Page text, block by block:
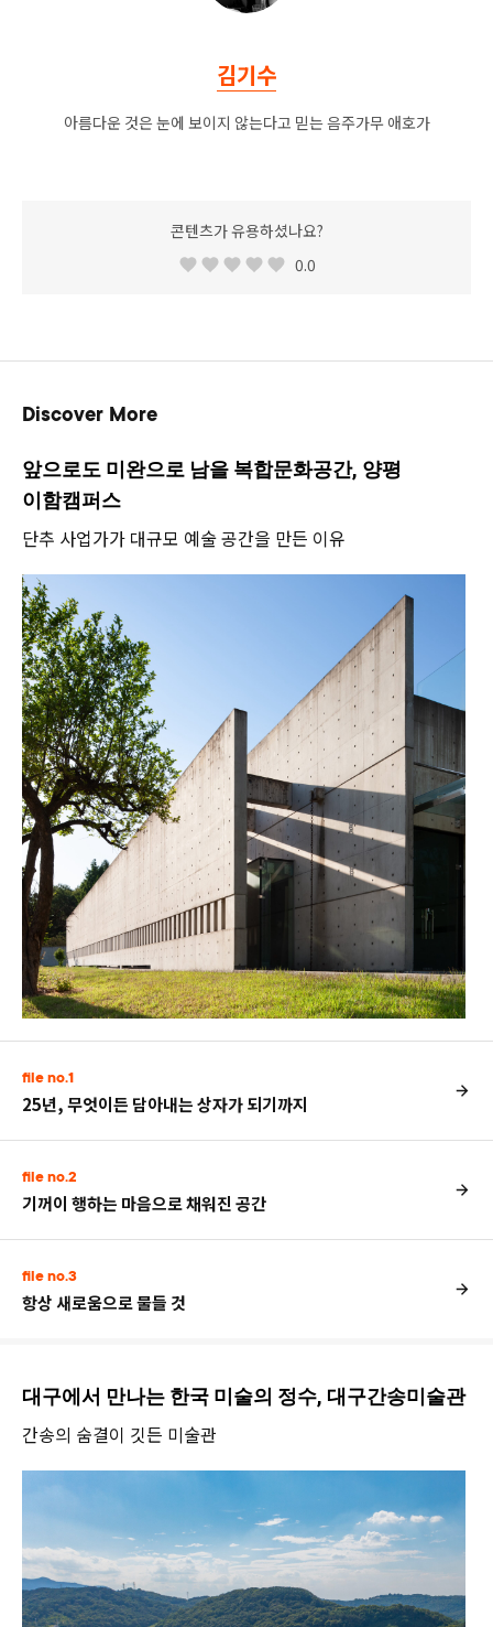
김기수
아름다운 것은 눈에 보이지 않는다고 믿는 음주가무 애호가
콘텐츠가 유용하셨나요?
0.0
Discover More
앞으로도 미완으로 남을 복합문화공간, 양평
이함캠퍼스
단추 사업가가 대규모 예술 공간을 만든 이유
file no.1
25년, 무엇이든 담아내는 상자가 되기까지
file no.2
기꺼이 행하는 마음으로 채워진 공간
file no.3
항상 새로움으로 물들 것
대구에서 만나는 한국 미술의 정수, 대구간송미술관
간송의 숨결이 깃든 미술관